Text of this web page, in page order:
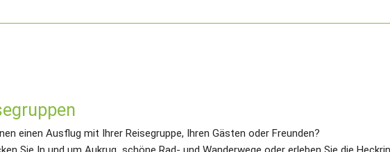
einen Ausflug mit Ihrer Reisegruppe, Ihren Gästen oder Freunden?